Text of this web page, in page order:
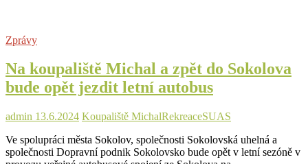
u
Sokolova
zvou
hosty
Zprávy
Na koupaliště Michal a zpět do Sokolova
bude opět jezdit letní autobus
admin 13.6.2024 Koupaliště MichalRekreaceSUAS
Ve spolupráci města Sokolov, společnosti Sokolovská uhelná a
společnosti Dopravní podnik Sokolovsko bude opět v letní sezóně v